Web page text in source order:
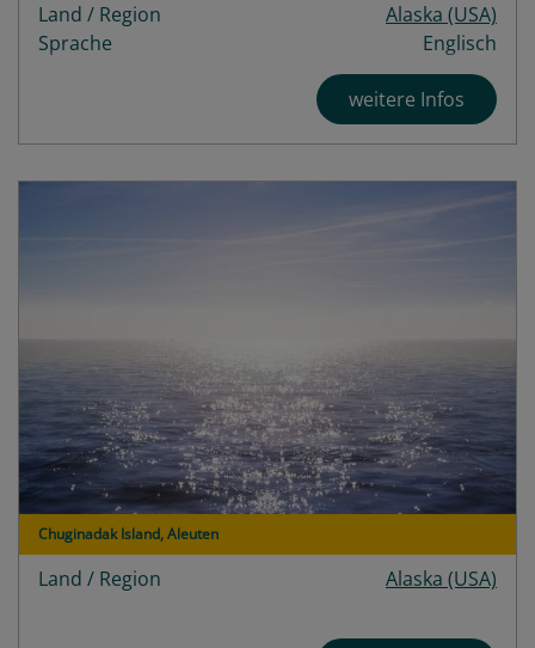
Land / Region
Alaska (USA)
Sprache
Englisch
weitere Infos
Chuginadak Island, Aleuten
Land / Region Alaska (USA)